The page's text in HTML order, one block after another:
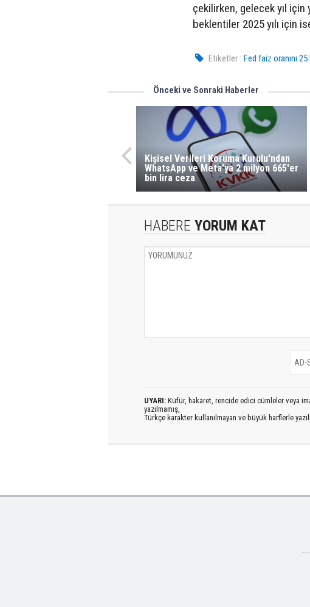
çekilirken, gelecek yıl
beklentiler 2025 yılı için
Etiketler : Fed faiz oranını 25
Önceki ve Sonraki Haberler
Kişisel Verileri Koruma Kurulu'ndan
WhatsApp ve Meta'ya 2 milyon 665'er
bin lira ceza
HABERE YORUM KAT
UYARI: Küfür, hakaret, rencide edici cümleler veya
yazılmamış,
Türkçe karakter kullanılmayan ve büyük harflerle